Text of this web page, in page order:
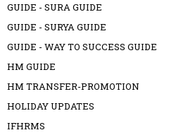
GUIDE - SURA GUIDE
GUIDE - SURYA GUIDE
GUIDE - WAY TO SUCCESS GUIDE
HM GUIDE
HM TRANSFER-PROMOTION
HOLIDAY UPDATES
IFHRMS